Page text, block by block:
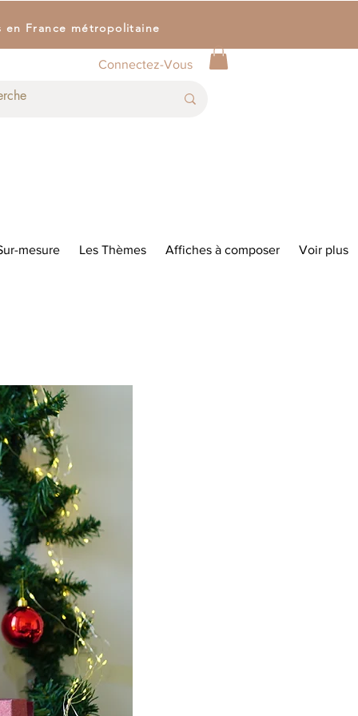
en France métropolitaine
Connectez-Vous
mesure Les Thèmes Affiches à composer Voir plus